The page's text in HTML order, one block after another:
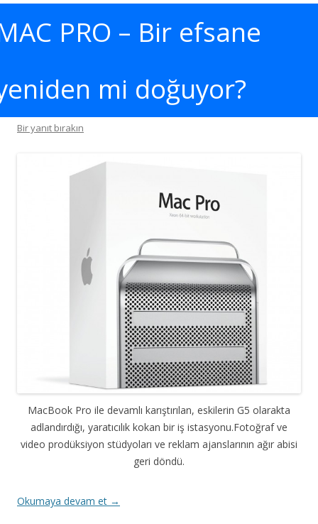
PRO – Bir efsane
mi doğuyor?
Bir yanıt bırakın
MacBook Pro ile devamlı karıştırılan, eskilerin G5 olarakta
adlandırdığı, yaratıcılık kokan bir iş istasyonu.Fotoğraf ve
video prodüksiyon stüdyoları ve reklam ajanslarının ağır abisi
geri döndü.
Okumaya devam et →